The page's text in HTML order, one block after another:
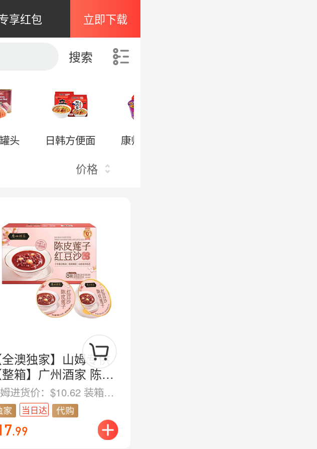
享红包 立即下载
搜索
头 日韩方便面 康师傅专享
价格
全澳独家】山姆专供
整箱】广州酒家 陈皮
红豆沙 8份入
山姆进货价：$10.62 装箱和海运成本：$2.87 中国采购资金成本：$0.85 售价：$17.99 毛利率：约20%（覆盖澳洲房租水电，分拣配送，损耗和人事，以及运营产生的各项费用）
当日达
.99